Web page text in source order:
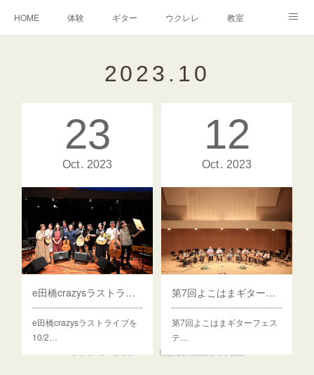
HOME 体験 ギター ウクレレ 教室
2023 . 10
23
Oct 2023
e田橋crazysラストライブ！活動休止へ
e田橋crazysラストライブを
10/2…
12
Oct 2023
第7回よこはまギターフェスティバル
第7回よこはまギターフェス
テ…
プライバシーポリシー 特定商取引法に基づく表記